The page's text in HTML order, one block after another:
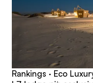
Rankings · Eco